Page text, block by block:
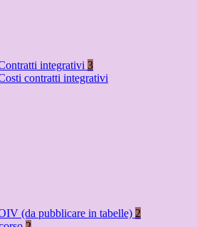
integrativi 3
contratti integrativi
(da pubblicare in tabelle) 2